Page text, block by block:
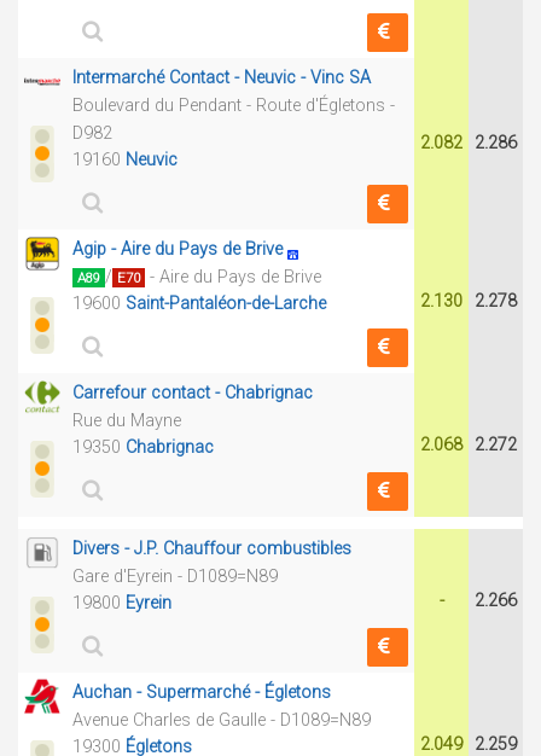
Intermarché Contact - Neuvic - Vinc SA
Boulevard du Pendant - Route d'Égletons -
D982
19160 Neuvic
2.082 2.286
Agip - Aire du Pays de Brive
A89 / E70 - Aire du Pays de Brive
19600 Saint-Pantaléon-de-Larche 2.130 2.278
Carrefour contact - Chabrignac
Rue du Mayne
19350 Chabrignac 2.068 2.272
Divers - J.P. Chauffour combustibles
Gare d'Eyrein - D1089=N89
19800 Eyrein - 2.266
Auchan - Supermarché - Égletons
Avenue Charles de Gaulle - D1089=N89
19300 Égletons 2.049 2.259